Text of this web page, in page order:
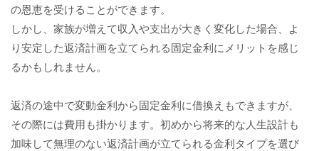
の恩恵を受けることができます。
しかし、家族が増えて収入や支出が大きく変化した場合、よ
り安定した返済計画を立てられる固定金利にメリットを感じ
るかもしれません。
返済の途中で変動金利から固定金利に借換えもできますが、
その際には費用も掛かります。初めから将来的な人生設計も
加味して無理のない返済計画が立てられる金利タイプを選び